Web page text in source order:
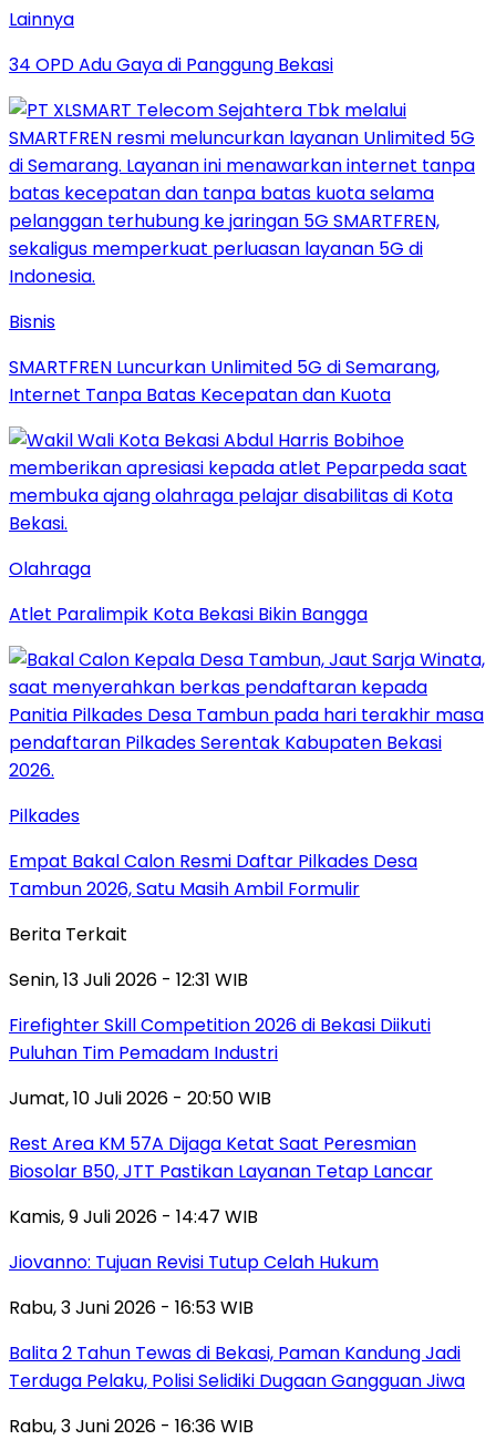
Lainnya
34 OPD Adu Gaya di Panggung Bekasi
Bisnis
SMARTFREN Luncurkan Unlimited 5G di Semarang,
Internet Tanpa Batas Kecepatan dan Kuota
Olahraga
Atlet Paralimpik Kota Bekasi Bikin Bangga
Pilkades
Empat Bakal Calon Resmi Daftar Pilkades Desa
Tambun 2026, Satu Masih Ambil Formulir
Berita Terkait
Senin, 13 Juli 2026 - 12:31 WIB
Firefighter Skill Competition 2026 di Bekasi Diikuti
Puluhan Tim Pemadam Industri
Jumat, 10 Juli 2026 - 20:50 WIB
Rest Area KM 57A Dijaga Ketat Saat Peresmian
Biosolar B50, JTT Pastikan Layanan Tetap Lancar
Kamis, 9 Juli 2026 - 14:47 WIB
Jiovanno: Tujuan Revisi Tutup Celah Hukum
Rabu, 3 Juni 2026 - 16:53 WIB
Balita 2 Tahun Tewas di Bekasi, Paman Kandung Jadi
Terduga Pelaku, Polisi Selidiki Dugaan Gangguan Jiwa
Rabu, 3 Juni 2026 - 16:36 WIB